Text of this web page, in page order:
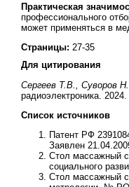
Практическая
профессионального
может применяться в
Страницы: 27-35
Для цитирования
Сергеев Т.В., Суворов
радиоэлектроника.
Список источников
Патент РФ
Заявлен
Стол массажный
социального
Стол массажный